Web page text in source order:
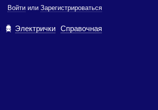
Войти или Зарегистрироваться
Электрички Справочная